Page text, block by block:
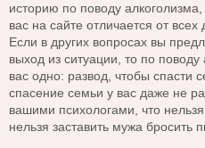
историю по поводу
вас на сайте отличается от
Если в других вопросах вы
выход из ситуации, то по
вас одно: развод, чтобы спасти
спасение семьи у вас даже не
вашими психологами, что
нельзя заставить мужа бросить